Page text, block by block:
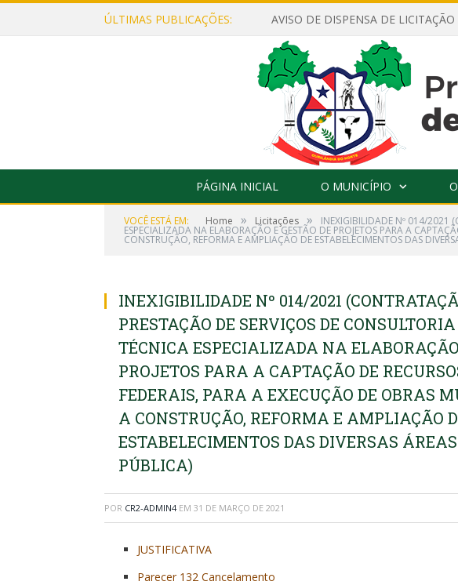
ÚLTIMAS PUBLICAÇÕES:
PÁGINA INICIAL O MUNICÍPIO
VOCÊ ESTÁ EM: Home » Licitações » INEXIGIBILIDADE Nº 014/2021
ESPECIALIZADA NA ELABORAÇÃO E GESTÃO DE PROJETOS PARA A
CONSTRUÇÃO, REFORMA E AMPLIAÇÃO DE ESTABELECIMENTOS DAS
INEXIGIBILIDADE Nº 014/2021
PRESTAÇÃO DE SERVIÇOS DE
TÉCNICA ESPECIALIZADA NA ELABORAÇÃO
PROJETOS PARA A CAPTAÇÃO DE
FEDERAIS, PARA A EXECUÇÃO DE OBRAS
A CONSTRUÇÃO, REFORMA E AMPLIAÇÃO
ESTABELECIMENTOS DAS DIVERSAS
PÚBLICA)
POR CR2-ADMIN4 EM 31 DE MARÇO DE 2021
JUSTIFICATIVA
Parecer 132 Cancelamento